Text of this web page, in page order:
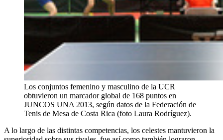
Los conjuntos femenino y masculino de la UCR
obtuvieron un marcador global de 168 puntos en
JUNCOS UNA 2013, según datos de la Federación de
Tenis de Mesa de Costa Rica (foto Laura Rodríguez).
A lo largo de las distintas competencias, los celestes mantuvieron la